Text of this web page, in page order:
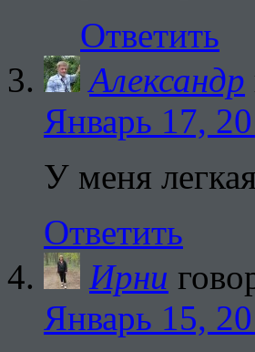
Ответить
Александр
Январь 17,
У меня
Ответить
Ирни
Январь 15,